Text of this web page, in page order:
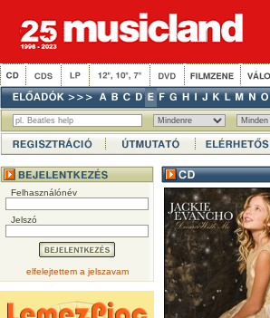
Felhasználónév
Jelszó
elfelejtettem a jelszavam